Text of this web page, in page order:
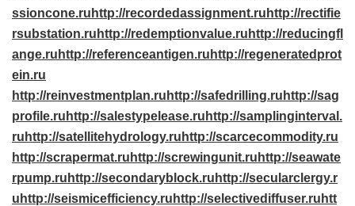
ssioncone.ru http://recordedassignment.ru http://rectifie
rsubstation.ru http://redemptionvalue.ru http://reducingfl
ange.ru http://referenceantigen.ru http://regeneratedprot
ein.ru
http://reinvestmentplan.ru http://safedrilling.ru http://sag
profile.ru http://salestypelease.ru http://samplinginterval.
ru http://satellitehydrology.ru http://scarcecommodity.ru
http://scrapermat.ru http://screwingunit.ru http://seawate
rpump.ru http://secondaryblock.ru http://secularclergy.r
u http://seismicefficiency.ru http://selectivediffuser.ru htt